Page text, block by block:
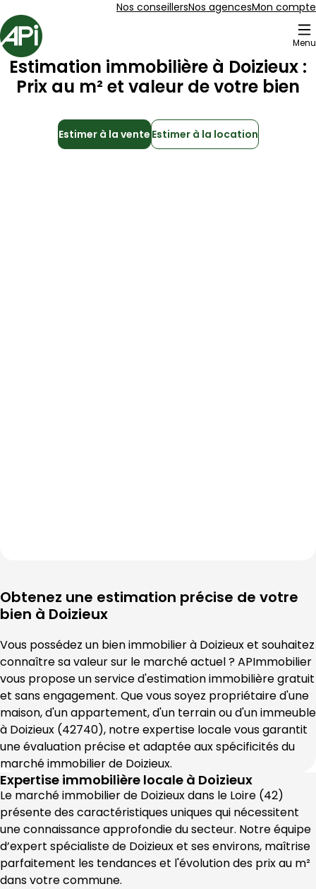
Nos conseillersNos agencesMon compte
Accueil
Menu
Estimation immobilière à Doizieux :
Prix au m² et valeur de votre bien
Estimer à la vente Estimer à la location
Obtenez une estimation précise de votre
bien à Doizieux
Vous possédez un bien immobilier à Doizieux et souhaitez
connaître sa valeur sur le marché actuel ? APImmobilier
vous propose un service d'estimation immobilière gratuit
et sans engagement. Que vous soyez propriétaire d'une
maison, d'un appartement, d'un terrain ou d'un immeuble
à Doizieux (42740), notre expertise locale vous garantit
une évaluation précise et adaptée aux spécificités du
marché immobilier de Doizieux.
Expertise immobilière locale à Doizieux
Le marché immobilier de Doizieux dans le Loire (42)
présente des caractéristiques uniques qui nécessitent
une connaissance approfondie du secteur. Notre équipe
d’expert spécialiste de Doizieux et ses environs, maîtrise
parfaitement les tendances et l'évolution des prix au m²
dans votre commune.